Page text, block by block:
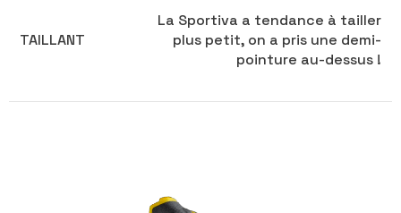
TAILLANT
La Sportiva a tendance à tailler
plus petit, on a pris une demi-
pointure au-dessus !